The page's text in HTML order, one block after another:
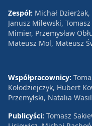
Zespół: Michał
Janusz Milewski,
Mimier, Przemysław
Mateusz Mol, Mateusz
Współpracownicy:
Kołodziejczyk, Hubert
Przemyłski, Natalia
Publicyści: Tomasz